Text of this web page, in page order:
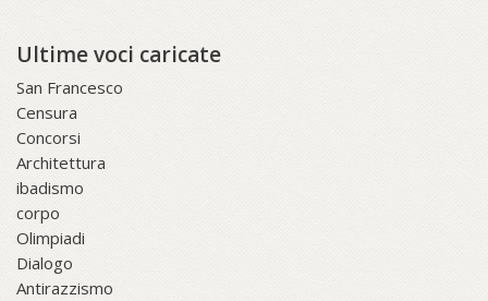
Ultime voci caricate
San Francesco
Censura
Concorsi
Architettura
ibadismo
corpo
Olimpiadi
Dialogo
Antirazzismo